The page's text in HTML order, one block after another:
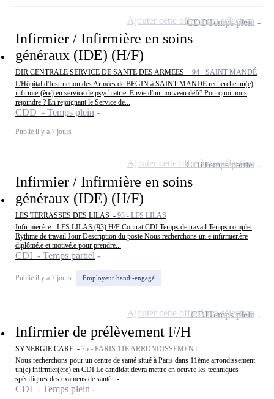
Infirmier / Infirmière en soins
généraux (IDE) (H/F)
DIR CENTRALE SERVICE DE SANTE DES ARMEES - 94 - SAINT-MANDÉ
L'Hôpital d'Instruction des Armées de BEGIN à SAINT MANDE recherche un(e)
infirmier(ère) en service de psychiatrie. Envie d'un nouveau défi? Pourquoi nous
rejoindre ? En rejoignant le Service de...
CDD - Temps plein
Publié il y a 7 jours
CDDTemps plein
Ajouter cette offre à ma sélection
Infirmier / Infirmière en soins
généraux (IDE) (H/F)
LES TERRASSES DES LILAS - 93 - LES LILAS
Infirmier.ère - LES LILAS (93) H/F Contrat CDI Temps de travail Temps complet
Rythme de travail Jour Description du poste Nous recherchons un.e infirmier.ère
diplômé.e et motivé.e pour prendre...
CDI - Temps partiel
Publié il y a 7 jours Employeur handi-engagé
CDITemps partiel
Ajouter cette offre à ma sélection
Infirmier de prélèvement F/H
SYNERGIE CARE - 75 - PARIS 11E ARRONDISSEMENT
Nous recherchons pour un centre de santé situé à Paris dans 11ème arrondissement
un(e) infirmier(ère) en CDI.Le candidat devra mettre en oeuvre les techniques
spécifiques des examens de santé : -...
CDI - Temps plein
CDITemps plein
Ajouter cette offre à ma sélection